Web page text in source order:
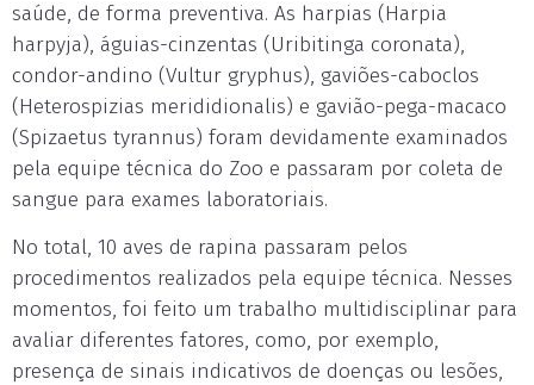
saúde, de forma preventiva. As harpias (Harpia
harpyja), águias-cinzentas (Uribitinga coronata),
condor-andino (Vultur gryphus), gaviões-caboclos
(Heterospizias merididionalis) e gavião-pega-macaco
(Spizaetus tyrannus) foram devidamente examinados
pela equipe técnica do Zoo e passaram por coleta de
sangue para exames laboratoriais.
No total, 10 aves de rapina passaram pelos
procedimentos realizados pela equipe técnica. Nesses
momentos, foi feito um trabalho multidisciplinar para
avaliar diferentes fatores, como, por exemplo,
presença de sinais indicativos de doenças ou lesões,